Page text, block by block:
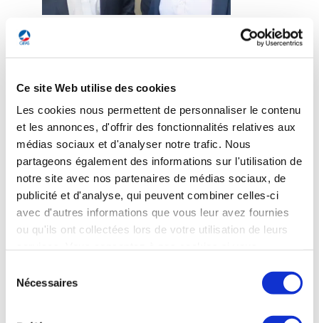
Ce site Web utilise des cookies
Les cookies nous permettent de personnaliser le contenu
et les annonces, d'offrir des fonctionnalités relatives aux
médias sociaux et d'analyser notre trafic. Nous
partageons également des informations sur l'utilisation de
notre site avec nos partenaires de médias sociaux, de
publicité et d'analyse, qui peuvent combiner celles-ci
avec d'autres informations que vous leur avez fournies
ou qu'ils ont collectées lors de votre utilisation de leurs
Nécessaires
"Curtiss Wright commercialise auprès de plus
de 80 forces aériennes, des brins d’arrêt et des
sécurité des pilotes et des avions de chasse en
cas d'urgence. Notre expertise en
développement et production, dans des
domaines aussi variés que l'électronique, le
textile, la mécanique, l’hydraulique, le
pneumatique et le génie civil, nous permet de
proposer des solutions clé-en-main innovantes
répondant aux besoins d'un marché en
constante évolution. Adhérer au GIFAS est une
avec les entreprises françaises de la filière